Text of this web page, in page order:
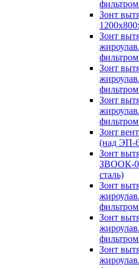
Зонт
Зонт
Зонт
Зонт
Зонт
(над
Зонт
ЗВООК-
сталь)
Зонт
Зонт
Зонт